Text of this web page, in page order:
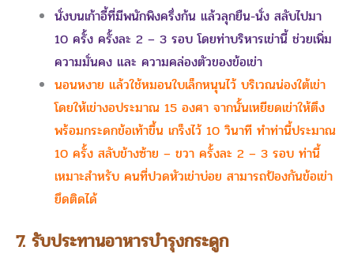
นั่งบนเก้าอี้ที่มีพนักพิงครึ่งก้น แล้วลุกยืน-นั่ง สลับไปมา
10 ครั้ง ครั้งละ 2 – 3 รอบ โดยท่าบริหารเข่านี้ ช่วยเพิ่ม
ความมั่นคง และ ความคล่องตัวของข้อเข่า
นอนหงาย แล้วใช้หมอนใบเล็กหนุนไว้ บริเวณน่องใต้เข่า
โดยให้เข่างอประมาณ 15 องศา จากนั้นเหยียดเข่าให้ตึง
พร้อมกระดกข้อเท้าขึ้น เกร็งไว้ 10 วินาที ทำท่านี้ประมาณ
10 ครั้ง สลับข้างซ้าย – ขวา ครั้งละ 2 – 3 รอบ ท่านี้
เหมาะสำหรับ คนที่ปวดหัวเข่าบ่อย สามารถป้องกันข้อเข่า
ยึดติดได้
7. รับประทานอาหารบำรุงกระดูก